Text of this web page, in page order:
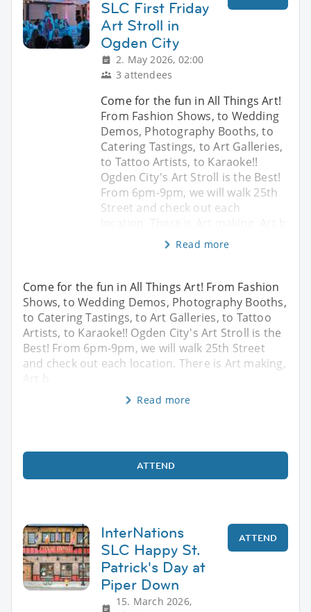
SLC First Friday
Art Stroll in
Ogden City
2. May 2026, 02:00
3 attendees
Come for the fun in All Things Art!
From Fashion Shows, to Wedding
Demos, Photography Booths, to
Catering Tastings, to Art Galleries,
to Tattoo Artists, to Karaoke!!
Ogden City's Art Stroll is the Best!
From 6pm-9pm, we will walk 25th
Street and check out each
Read more
Come for the fun in All Things Art! From Fashion
Shows, to Wedding Demos, Photography Booths,
to Catering Tastings, to Art Galleries, to Tattoo
Artists, to Karaoke!! Ogden City's Art Stroll is the
Best! From 6pm-9pm, we will walk 25th Street
and check out each location. There is Art making,
Read more
ATTEND
InterNations
SLC Happy St.
Patrick's Day at
Piper Down
15. March 2026,
ATTEND